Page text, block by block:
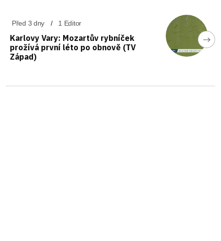
Před 3 dny 1 Editor
Karlovy Vary: Mozartův rybníček
prožívá první léto po obnově (TV
Západ)